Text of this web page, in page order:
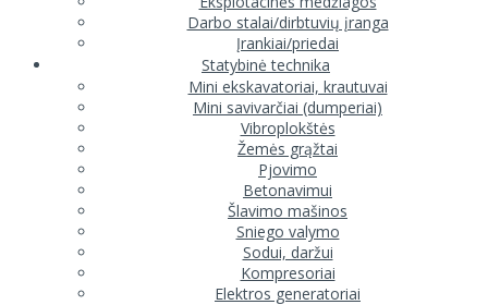
Darbo stalai/dirbtuvių įranga
Įrankiai/priedai
Statybinė technika
Mini ekskavatoriai, krautuvai
Mini savivarčiai (dumperiai)
Vibroplokštės
Žemės grąžtai
Pjovimo
Betonavimui
Šlavimo mašinos
Sniego valymo
Sodui, daržui
Kompresoriai
Elektros generatoriai